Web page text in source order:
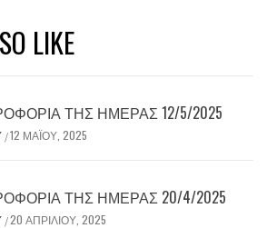
LIKE
ΤΗΣ ΗΜΈΡΑΣ 12/5/2025
/12 ΜΑΪ́ΟΥ, 2025
ΤΗΣ ΗΜΈΡΑΣ 20/4/2025
/20 ΑΠΡΙΛΊΟΥ, 2025